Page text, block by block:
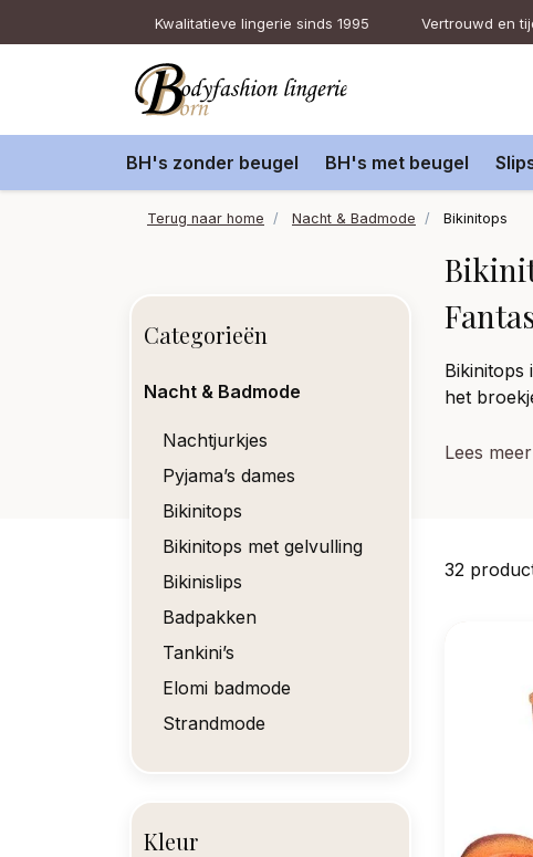
Kwalitatieve lingerie sinds 1995 Vertrouwd en
BH's zonder beugel BH's met beugel
Terug naar home Nacht & Badmode Bikinitops
Bikinitops
het
Lees meer
32
Categorieën
Nacht & Badmode
Nachtjurkjes
Pyjama’s dames
Bikinitops
Bikinitops met gelvulling
Bikinislips
Badpakken
Tankini’s
Elomi badmode
Strandmode
Kleur